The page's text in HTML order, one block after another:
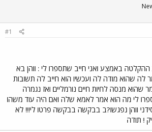
#1
ההקלטה באמצע ואני חייב שתספרו לי : ווהן בא
לה שהוא מודה לה ועכשיו הוא חייב לה תשובות
מנסה לחיות חיים נורמליים ואז נגמרה
לי מה הוא אמר לאמא שלה ואם היה עוד משהו
ווהן נפגשו?ב בבקשה בבקשה פרטו לי!!! לא
! תודה